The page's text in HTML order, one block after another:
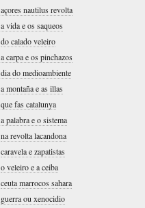
açores nautilus revolta
a vida e os saqueos
do calado veleiro
a carpa e os pinchazos
dia do medioambiente
a montaña e as illas
que fas catalunya
a palabra e o sistema
na revolta lacandona
caravela e zapatistas
o veleiro e a ceiba
ceuta marrocos sahara
guerra ou xenocidio